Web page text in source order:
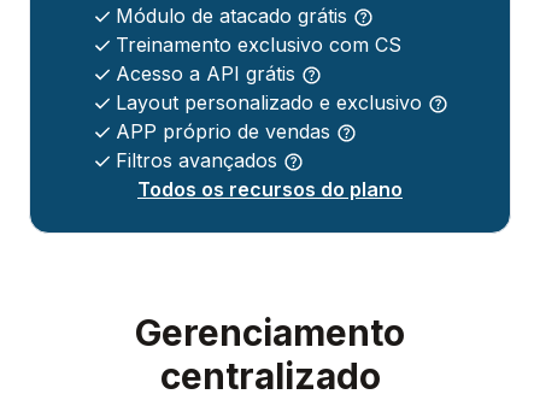
Módulo de atacado grátis
Treinamento exclusivo com CS
Acesso a API grátis
Layout personalizado e exclusivo
APP próprio de vendas
Filtros avançados
Todos os recursos do plano
Gerenciamento
centralizado